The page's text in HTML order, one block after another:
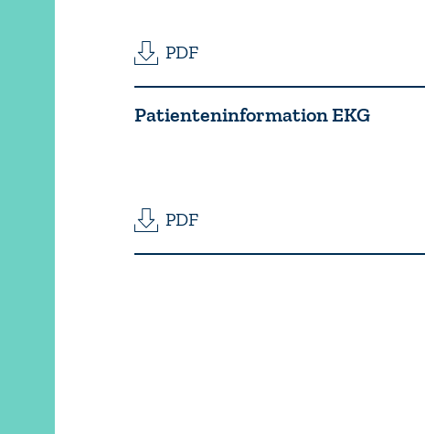
PDF
Patienteninformation EKG
PDF